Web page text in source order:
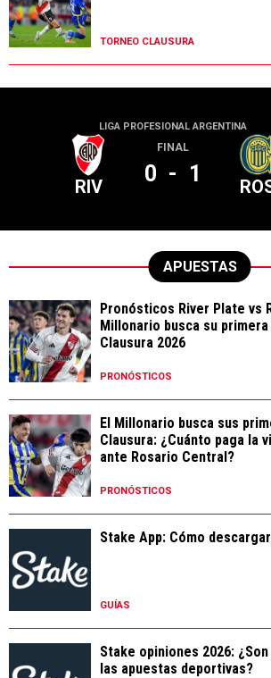
TORNEO CLAUSURA
LIGA PROFESIONAL ARGENTINA
RIV
FINAL
0 - 1
APUESTAS
Pronósticos River Plate vs
Millonario busca su
Clausura 2026
PRONÓSTICOS
El Millonario busca sus
Clausura: ¿Cuánto paga la
ante Rosario Central?
PRONÓSTICOS
Stake App: Cómo
GUÍAS
Stake opiniones 2026:
las apuestas deportivas?